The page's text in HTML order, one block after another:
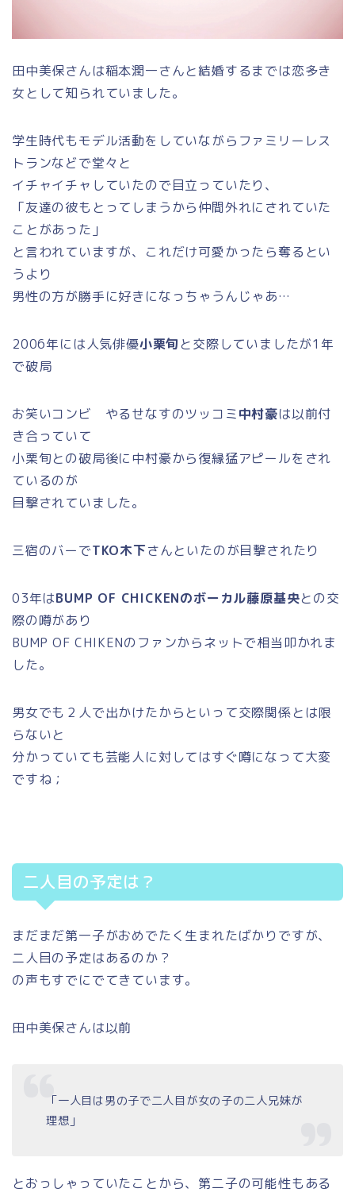
田中美保さんは稲本潤一さんと結婚するまでは恋多き
女として知られていました。
学生時代もモデル活動をしていながらファミリーレス
トランなどで堂々と
イチャイチャしていたので目立っていたり、
「友達の彼もとってしまうから仲間外れにされていた
ことがあった」
と言われていますが、これだけ可愛かったら奪るとい
うより
男性の方が勝手に好きになっちゃうんじゃあ…
2006年には人気俳優小栗旬と交際していましたが1年
で破局
お笑いコンビ やるせなすのツッコミ中村豪は以前付
き合っていて
小栗旬との破局後に中村豪から復縁猛アピールをされ
ているのが
目撃されていました。
三宿のバーでTKO木下さんといたのが目撃されたり
03年はBUMP OF CHICKENのボーカル藤原基央との交
際の噂があり
BUMP OF CHIKENのファンからネットで相当叩かれま
した。
男女でも２人で出かけたからといって交際関係とは限
らないと
分かっていても芸能人に対してはすぐ噂になって大変
ですね；
二人目の予定は？
まだまだ第一子がおめでたく生まれたばかりですが、
二人目の予定はあるのか？
の声もすでにでてきています。
田中美保さんは以前
「一人目は男の子で二人目が女の子の二人兄妹が
理想」
とおっしゃっていたことから、第二子の可能性もある